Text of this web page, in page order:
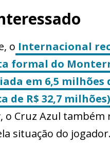
o Internacional
formal do
em 6,5 milhões
de R$ 32,7 milhões)
o Cruz Azul também
situação do jogador.